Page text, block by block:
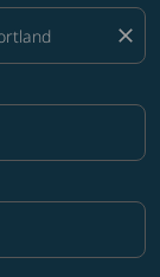
close